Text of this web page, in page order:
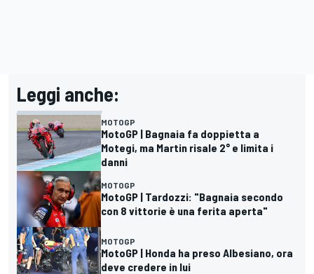
Leggi anche:
MOTOGP
MotoGP | Bagnaia fa doppietta a
Motegi, ma Martin risale 2° e limita i
danni
MOTOGP
MotoGP | Tardozzi: "Bagnaia secondo
con 8 vittorie è una ferita aperta"
MOTOGP
MotoGP | Honda ha preso Albesiano, ora
deve credere in lui